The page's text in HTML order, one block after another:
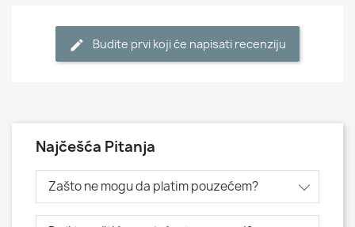
Budite prvi koji će napisati recenziju
Najčešća Pitanja
Zašto ne mogu da platim pouzećem?